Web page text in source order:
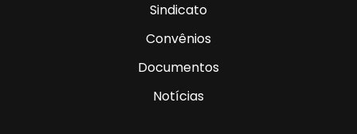
Sindicato
Convênios
Documentos
Notícias